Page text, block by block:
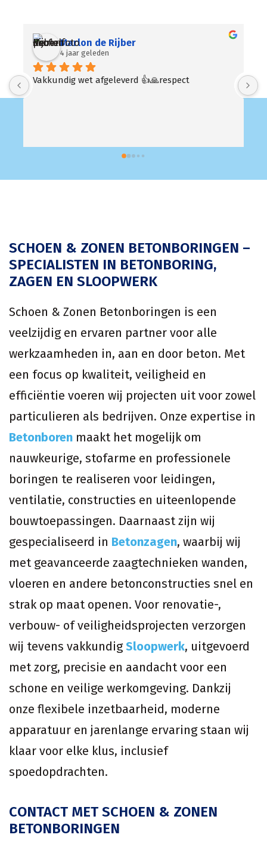
Mir
4 jaar geleden
Altijd snel beschikbaar en goede prijzen!
SCHOEN & ZONEN BETONBORINGEN –
SPECIALISTEN IN BETONBORING,
ZAGEN EN SLOOPWERK
Schoen & Zonen Betonboringen is een
veelzijdig en ervaren partner voor alle
werkzaamheden in, aan en door beton. Met
een focus op kwaliteit, veiligheid en
efficiëntie voeren wij projecten uit voor zowel
particulieren als bedrijven. Onze expertise in
Betonboren maakt het mogelijk om
nauwkeurige, stofarme en professionele
boringen te realiseren voor leidingen,
ventilatie, constructies en uiteenlopende
bouwtoepassingen. Daarnaast zijn wij
gespecialiseerd in Betonzagen, waarbij wij
met geavanceerde zaagtechnieken wanden,
vloeren en andere betonconstructies snel en
strak op maat openen. Voor renovatie-,
verbouw- of veiligheidsprojecten verzorgen
wij tevens vakkundigSloopwerk, uitgevoerd
met zorg, precisie en aandacht voor een
schone en veilige werkomgeving. Dankzij
onze flexibele inzetbaarheid, moderne
apparatuur en jarenlange ervaring staan wij
klaar voor elke klus, inclusief
spoedopdrachten.
CONTACT MET SCHOEN & ZONEN
BETONBORINGEN